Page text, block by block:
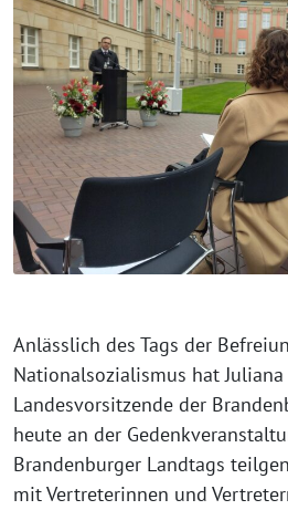
Anlässlich des Tags der
Nationalsozialismus hat Juliana
Landesvorsitzende der
heute an der
Brandenburger Landtags
mit Vertreterinnen und